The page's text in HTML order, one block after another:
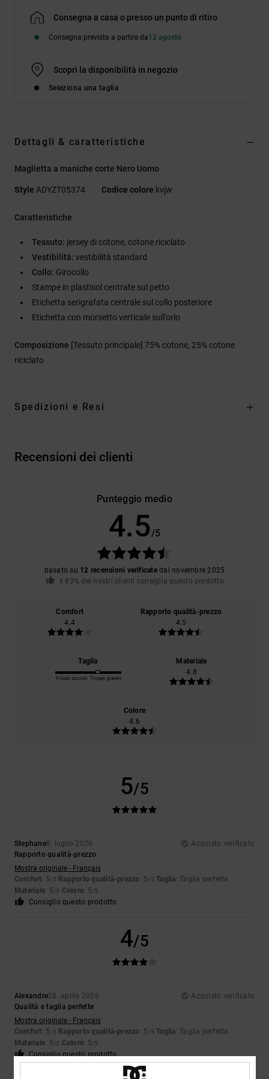
Consegna a casa o presso un punto di ritiro
Consegna prevista a partire da12 agosto
Scopri la disponibilità in negozio
Seleziona una taglia
Dettagli & caratteristiche
Maglietta a maniche corte Nero Uomo
Style ADYZT05374 Codice colore kvjw
Caratteristiche
Tessuto: jersey di cotone, cotone riciclato
Vestibilità: vestibilità standard
Collo: Girocollo
Stampe in plastisol centrate sul petto
Etichetta serigrafata centrale sul collo posteriore
Etichetta con morsetto verticale sull'orlo
Composizione [Tessuto principale] 75% cotone, 25% cotone
riciclato
Spedizioni e Resi
Recensioni dei clienti
Punteggio medio
4.5/5
basato su 12 recensioni verificatedal novembre 2025
Il 83% dei nostri clienti consiglia questo prodotto
Comfort
4.4
Rapporto qualità-prezzo
4.5
Taglia
Troppo piccolo Troppo grande
Materiale
4.8
Colore
4.6
5/5
Stephane8. luglio 2026
Acquisto verificato
Rapporto qualità-prezzo
Mostra originale - Français
Comfort: 5/5 Rapporto qualità-prezzo : 5/5 Taglia: Taglia perfetta
Materiale: 5/5 Colore: 5/5
Consiglio questo prodotto
4/5
Alexandre28. aprile 2026
Acquisto verificato
Qualità e taglia perfette
Mostra originale - Français
Comfort: 5/5 Rapporto qualità-prezzo : 5/5 Taglia: Taglia perfetta
Materiale: 5/5 Colore: 5/5
Consiglio questo prodotto